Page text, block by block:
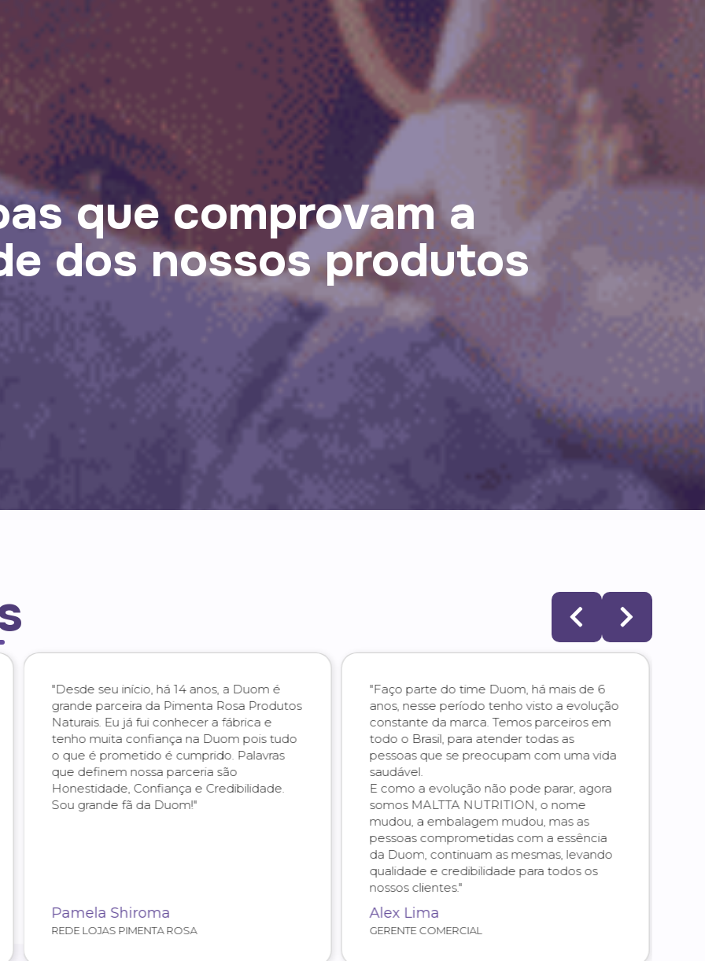
que comprovam a
dos nossos produtos
"Desde seu início, há 14 anos, a Duom é
grande parceira da Pimenta Rosa Produtos
Naturais. Eu já fui conhecer a fábrica e
tenho muita confiança na Duom pois tudo
o que é prometido é cumprido. Palavras
que definem nossa parceria são
Honestidade, Confiança e Credibilidade.
Sou grande fã da Duom!"
Pamela Shiroma
REDE LOJAS PIMENTA ROSA
"Faço parte do time Duom, há mais de 6
anos, nesse período tenho visto a evolução
constante da marca. Temos parceiros em
todo o Brasil, para atender todas as
pessoas que se preocupam com uma vida
saudável.
E como a evolução não pode parar, agora
somos MALTTA NUTRITION, o nome
mudou, a embalagem mudou, mas as
pessoas comprometidas com a essência
da Duom, continuam as mesmas, levando
qualidade e credibilidade para todos os
nossos clientes."
Alex Lima
GERENTE COMERCIAL